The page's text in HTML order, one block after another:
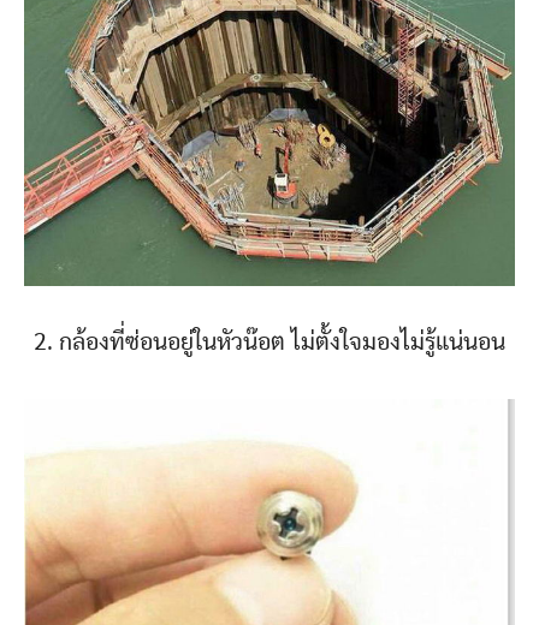
2. กล้องที่ซ่อนอยู่ในหัวน๊อต ไม่ตั้งใจมองไม่รู้แน่นอน